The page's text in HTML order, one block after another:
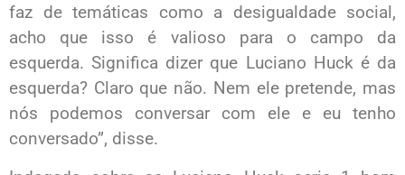
faz de temáticas como a desigualdade social,
acho que isso é valioso para o campo da
esquerda. Significa dizer que Luciano Huck é da
esquerda? Claro que não. Nem ele pretende, mas
nós podemos conversar com ele e eu tenho
conversado”, disse.